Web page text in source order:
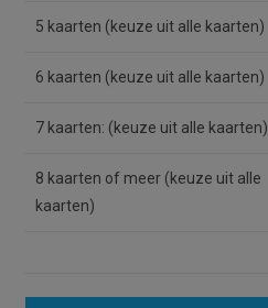
5 kaarten (keuze uit alle kaarten)
6 kaarten (keuze uit alle kaarten)
7 kaarten: (keuze uit alle kaarten)
8 kaarten of meer (keuze uit alle
kaarten)